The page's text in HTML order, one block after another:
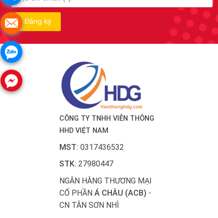
CÔNG TY TNHH VIỄN THÔNG
HHD VIỆT NAM
MST: 0317436532
STK: 27980447
NGÂN HÀNG THƯƠNG MẠI
CỔ PHẦN Á CHÂU (ACB) -
CN TÂN SƠN NHÌ